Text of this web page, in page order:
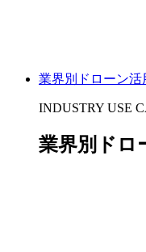
業界別ドローン活
INDUSTRY USE
業界別ドロ